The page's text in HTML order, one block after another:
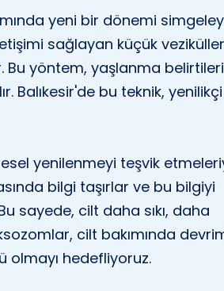
yeni bir dönemi
sağlayan küçük
yöntem, yaşlanma
Balıkesir'de bu teknik,
yenilenmeyi teşvik
bilgi taşırlar ve bu bilgiyi
sayede, cilt daha sıkı, daha
cilt bakımında
olmayı hedefliyoruz.